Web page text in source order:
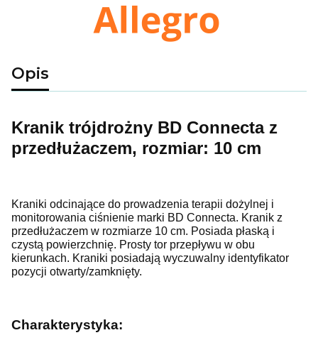
Opis
Kranik trójdrożny BD Connecta z
przedłużaczem, rozmiar: 10 cm
Kraniki odcinające do prowadzenia terapii dożylnej i
monitorowania ciśnienie marki BD Connecta. Kranik z
przedłużaczem w rozmiarze 10 cm. Posiada płaską i
czystą powierzchnię. Prosty tor przepływu w obu
kierunkach. Kraniki posiadają wyczuwalny identyfikator
pozycji otwarty/zamknięty.
Charakterystyka: